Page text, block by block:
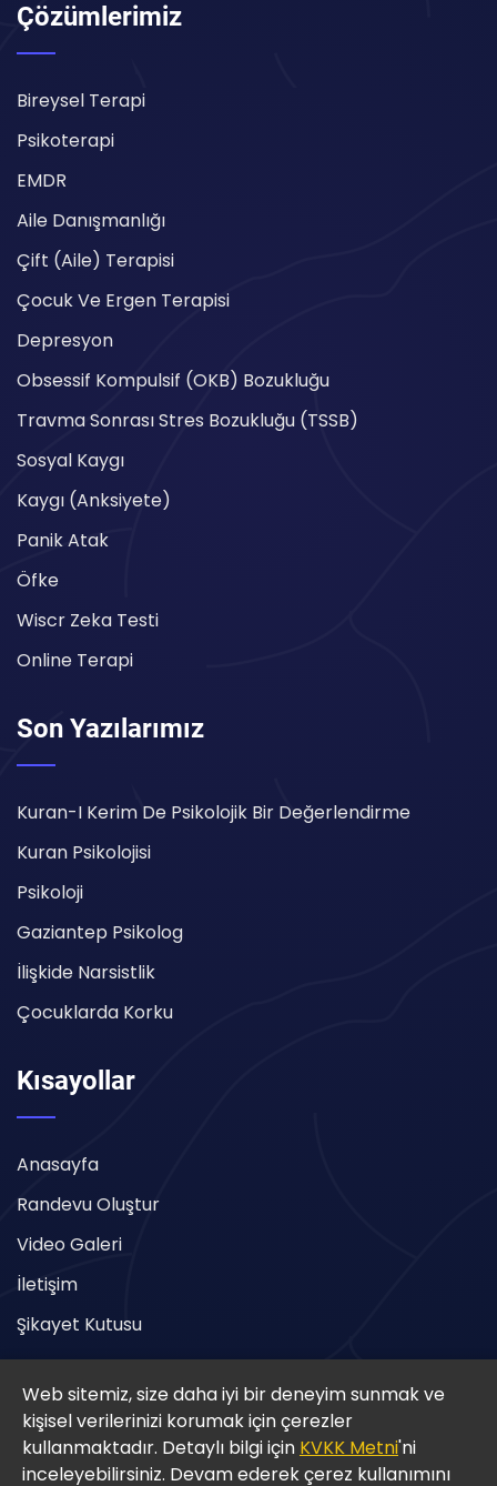
Çözümlerimiz
Bireysel Terapi
Psikoterapi
EMDR
Aile Danışmanlığı
Çift (Aile) Terapisi
Çocuk Ve Ergen Terapisi
Depresyon
Obsessif Kompulsif (OKB) Bozukluğu
Travma Sonrası Stres Bozukluğu (TSSB)
Sosyal Kaygı
Kaygı (Anksiyete)
Panik Atak
Öfke
Wiscr Zeka Testi
Online Terapi
Son Yazılarımız
Kuran-I Kerim De Psikolojik Bir Değerlendirme
Kuran Psikolojisi
Psikoloji
Gaziantep Psikolog
İlişkide Narsistlik
Çocuklarda Korku
Kısayollar
Anasayfa
Randevu Oluştur
Video Galeri
İletişim
Şikayet Kutusu
Copyright © 2025 Gaziantep Psikolojik Danışmanlık
Web sitemiz, size daha iyi bir deneyim sunmak ve
kişisel verilerinizi korumak için çerezler
kullanmaktadır. Detaylı bilgi için KVKK Metni'ni
inceleyebilirsiniz. Devam ederek çerez kullanımını